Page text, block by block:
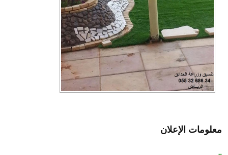
معلومات الإعلان